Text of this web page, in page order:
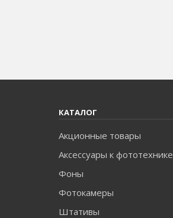
КАТАЛОГ
Акционные товары
Аксессуары к фототехнике
Фоны
Фотокамеры
Штативы